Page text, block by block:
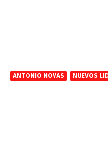
ANTONIO NOVAS NUEVOS